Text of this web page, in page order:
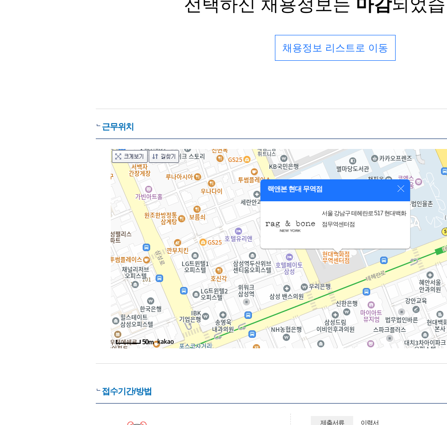
선택하신 채용정보는 마감되었
채용정보 리스트로 이동
근무위치
랙앤본 현대 무역점
서울 강남구 테헤란로 517 현대백화
점무역센터점
50m
접수기간/방법
제출서류 이력서